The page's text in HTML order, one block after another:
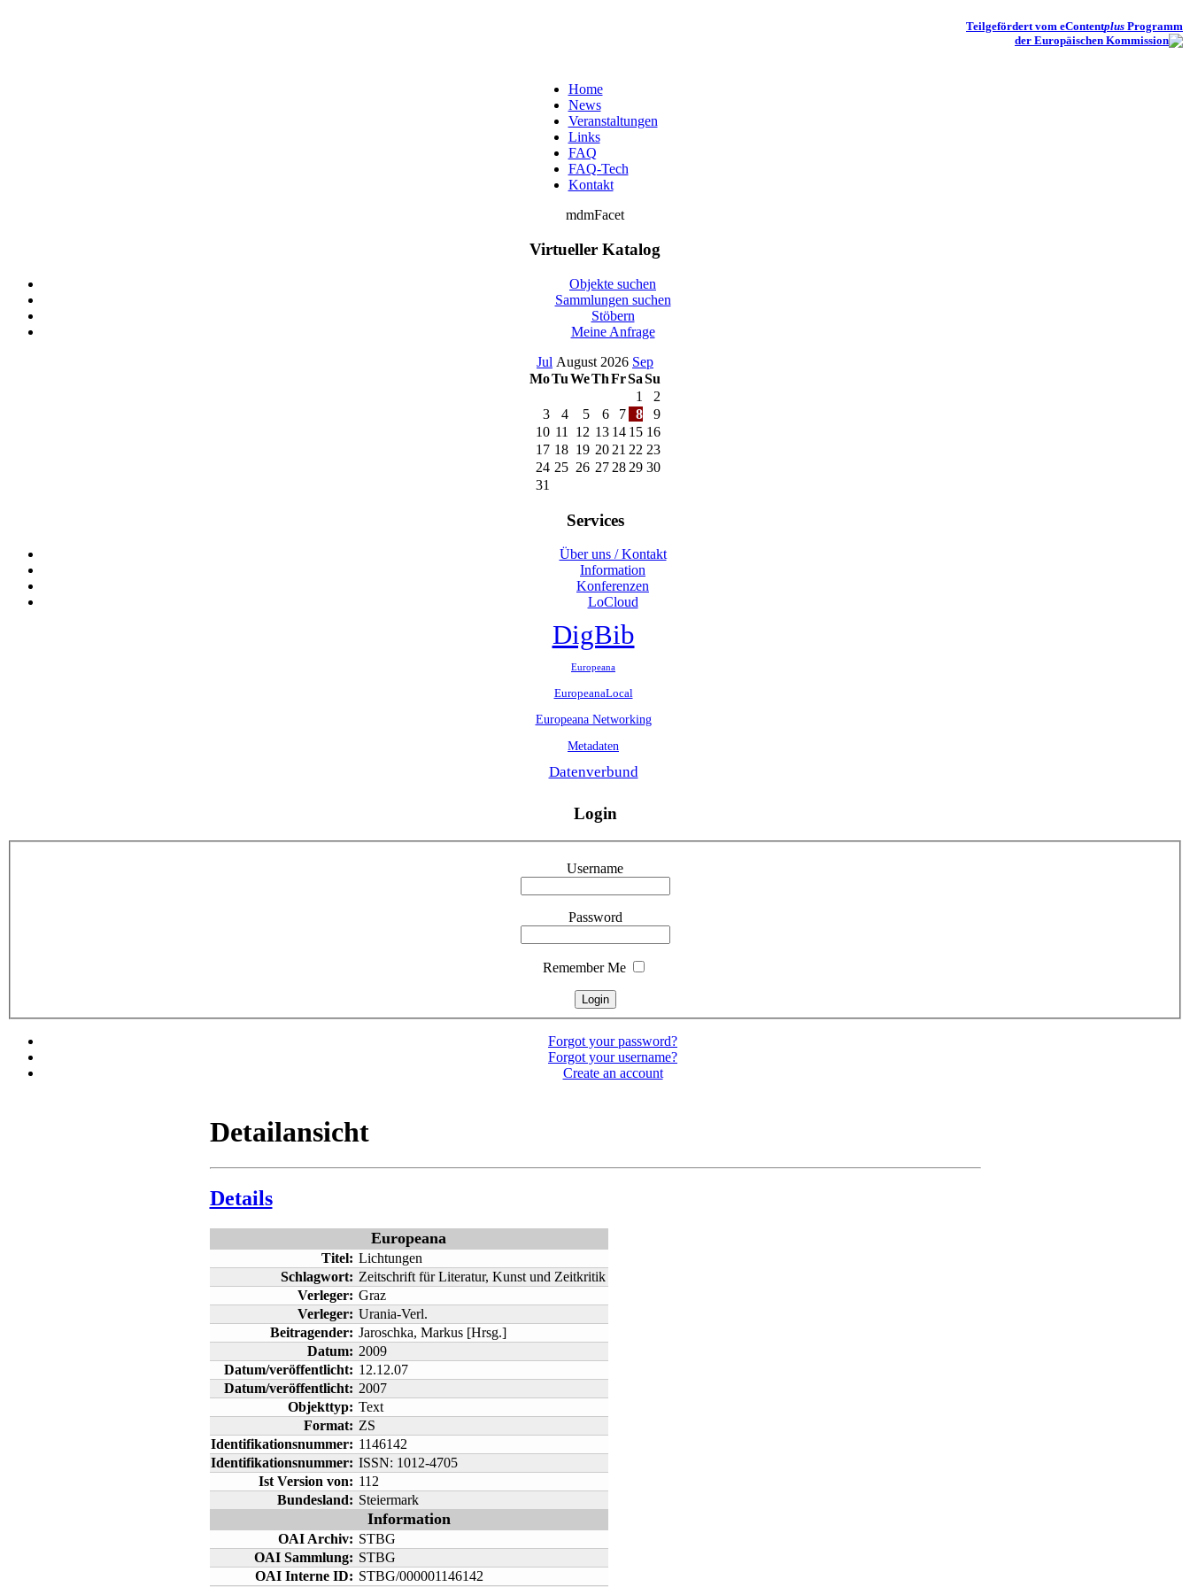
Teilgefördert vom eContentplus Programm
der Europäischen Kommission
Home
News
Veranstaltungen
Links
FAQ
FAQ-Tech
Kontakt
mdmFacet
Virtueller Katalog
Objekte suchen
Sammlungen suchen
Stöbern
Meine Anfrage
Jul August 2026 Sep
MoTuWeThFrSaSu
1
2
3
4 5 6 7 8
9
10 11 12 13 14 15 16
17 18 19 20 21 22 23
24 25 26 27 28 29 30
31
Services
Über uns / Kontakt
Information
Konferenzen
LoCloud
DigBib
Europeana
EuropeanaLocal
Europeana Networking
Metadaten
Datenverbund
Login
Username
Password
Remember Me
Forgot your password?
Forgot your username?
Create an account
Detailansicht
Details
Europeana
Titel: Lichtungen
Schlagwort: Zeitschrift für Literatur, Kunst und Zeitkritik
Verleger: Graz
Verleger: Urania-Verl.
Beitragender: Jaroschka, Markus [Hrsg.]
Datum: 2009
Datum/veröffentlicht: 12.12.07
Datum/veröffentlicht: 2007
Objekttyp: Text
Format: ZS
Identifikationsnummer: 1146142
Identifikationsnummer: ISSN: 1012-4705
Ist Version von: 112
Bundesland: Steiermark
Information
OAI Archiv: STBG
OAI Sammlung: STBG
OAI Interne ID: STBG/000001146142